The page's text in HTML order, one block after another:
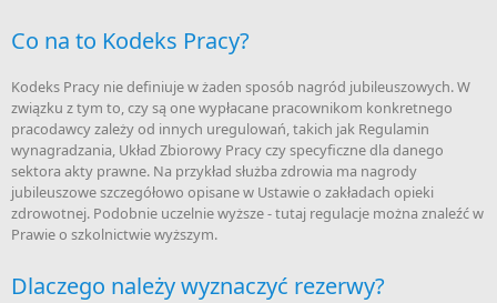
Co na to Kodeks Pracy?
Kodeks Pracy nie definiuje w żaden sposób nagród jubileuszowych. W
związku z tym to, czy są one wypłacane pracownikom konkretnego
pracodawcy zależy od innych uregulowań, takich jak Regulamin
wynagradzania, Układ Zbiorowy Pracy czy specyficzne dla danego
sektora akty prawne. Na przykład służba zdrowia ma nagrody
jubileuszowe szczegółowo opisane w Ustawie o zakładach opieki
zdrowotnej. Podobnie uczelnie wyższe - tutaj regulacje można znaleźć w
Prawie o szkolnictwie wyższym.
Dlaczego należy wyznaczyć rezerwy?